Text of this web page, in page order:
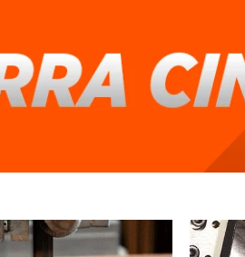
4.
sierra cinta
lenox
esmeriladora
7.
sierra sable
clavos